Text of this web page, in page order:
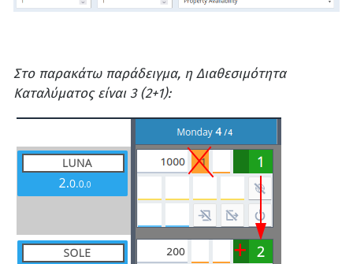
Στο παρακάτω παράδειγμα, η Διαθεσιμότητα
Καταλύματος είναι 3 (2+1):